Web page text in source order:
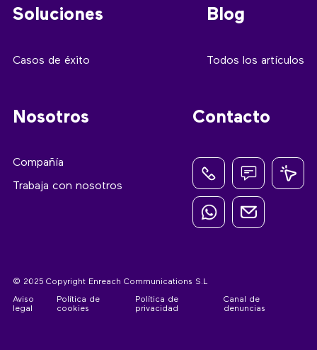
Soluciones
Casos de éxito
Blog
Todos los artículos
Nosotros
Compañía
Trabaja con nosotros
Contacto
© 2025 Copyright Enreach Communications S.L
Aviso
legal
Política de
cookies
Política de
privacidad
Canal de
denuncias